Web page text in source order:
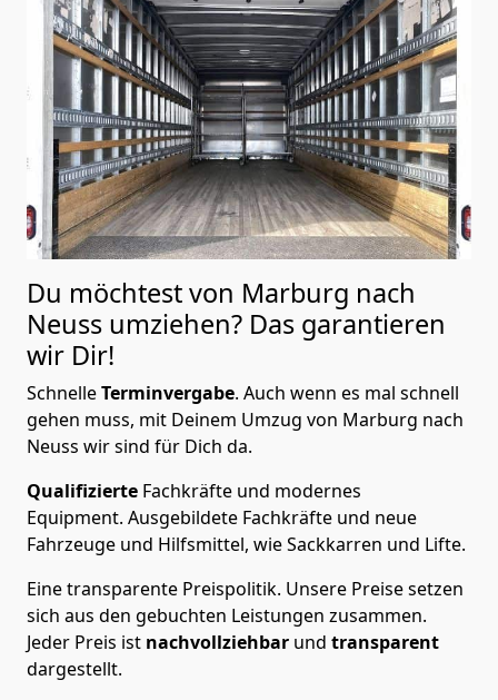
Du möchtest von Marburg nach
Neuss umziehen? Das garantieren
wir Dir!
SchnelleTerminvergabe. Auch wenn es mal schnell
gehen muss, mit Deinem Umzug von Marburg nach
Neuss wir sind für Dich da.
Qualifizierte Fachkräfte und modernes
Equipment. Ausgebildete Fachkräfte und neue
Fahrzeuge und Hilfsmittel, wie Sackkarren und Lifte.
Eine transparente Preispolitik. Unsere Preise setzen
sich aus den gebuchten Leistungen zusammen.
Jeder Preis ist nachvollziehbar und transparent
dargestellt.